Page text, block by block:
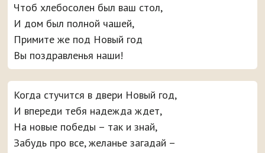
Чтоб хлебосолен был ваш стол,
И дом был полной чашей,
Примите же под Новый год
Вы поздравленья наши!
Когда стучится в двери Новый год,
И впереди тебя надежда ждет,
На новые победы – так и знай,
Забудь про все, желанье загадай –